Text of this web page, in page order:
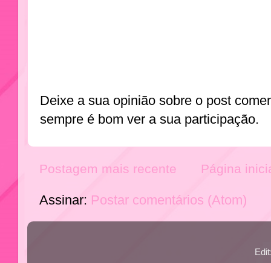
Deixe a sua opinião sobre o post
sempre é bom ver a sua participação.
Postagem mais recente Página
Assinar: Postar comentários (Atom)